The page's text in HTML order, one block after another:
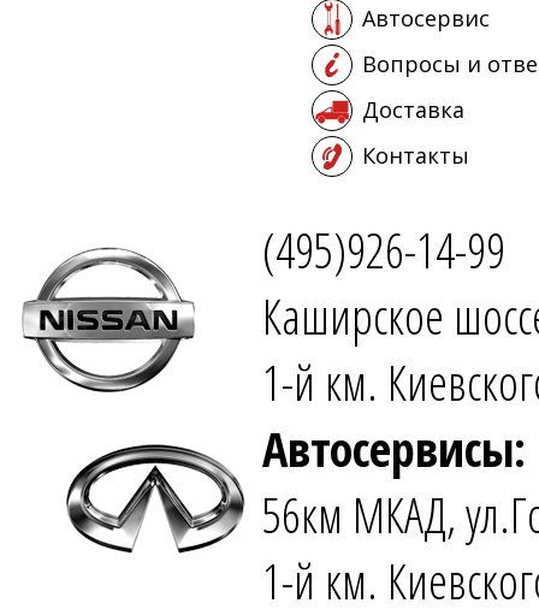
Автосервис
Вопросы и
Доставка
Контакты
(495)926-14-99
Каширское
1-й км.
Автосервисы:
56км МКАД,
1-й км.